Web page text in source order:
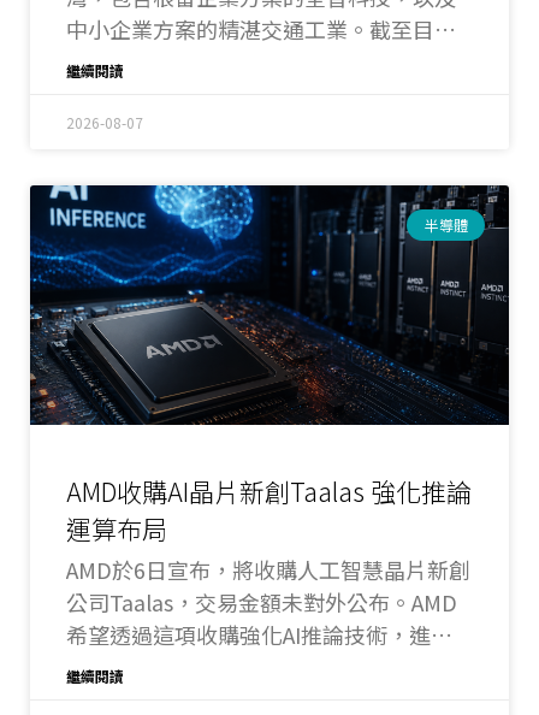
中小企業方案的精湛交通工業。截至目前
「投資臺灣三大方案」已吸引1797家企業
個本國就業機會，其中「根留臺灣企業加
6390億元，創造2萬9777個就業機會；
「中小企業加速投資行動方案」已吸引
1207家企業投資約6199億元，帶來4萬
2302個就業機會；後續尚有19家企業排隊
待審。
繼續閱讀
2026-08-07
半導體
AMD收購AI晶片新創Taalas 強化推論
運算布局
AMD於6日宣布，將收購人工智慧晶片新創
公司Taalas，交易金額未對外公布。AMD
希望透過這項收購強化AI推論技術，進一
步搶攻快速成長的推論運算市場。
繼續閱讀